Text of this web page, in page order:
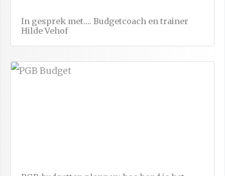
In gesprek met…. Budgetcoach en trainer
Hilde Vehof